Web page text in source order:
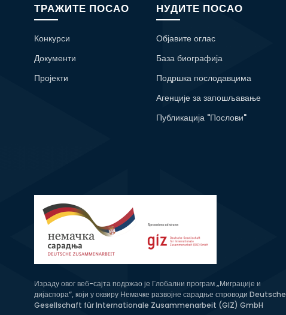
ТРАЖИТЕ ПОСАО
Конкурси
Документи
Пројекти
НУДИТЕ ПОСАО
Објавите оглас
База биографија
Подршка послодавцима
Агенције за запошљавање
Публикација "Послови"
Израду овог веб-сајта подржао је Глобални програм „Миграције и
дијаспора“, који у оквиру Немачке развојне сарадње спроводи Deutsche
Gesellschaft für Internationale Zusammenarbeit (GIZ) GmbH